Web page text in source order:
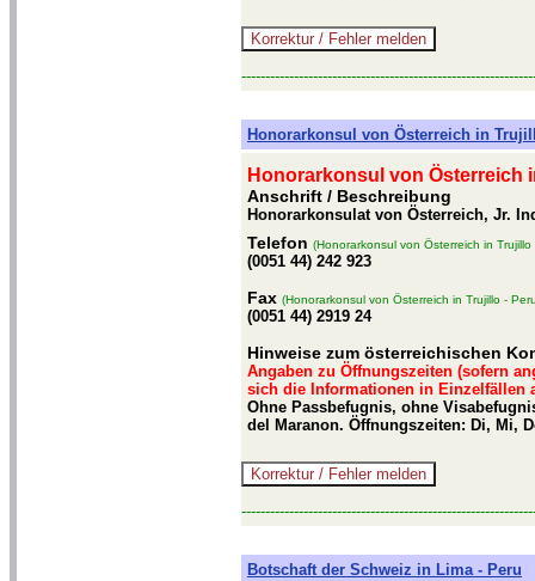
Honorarkonsul von Österreich in
Honorarkonsul von Österreich
Anschrift / Beschreibung
Honorarkonsulat von Österreich, Jr.
Telefon (Honorarkonsul von Österreich in Trujillo
(0051 44) 242 923
Fax (Honorarkonsul von Österreich in Trujillo -
(0051 44) 2919 24
Hinweise zum österreichischen
Angaben zu Öffnungszeiten (sofern
sich die Informationen in Einzelfällen
Ohne Passbefugnis, ohne
del Maranon. Öffnungszeiten: Di, Mi,
Botschaft der Schweiz in Lima - Peru